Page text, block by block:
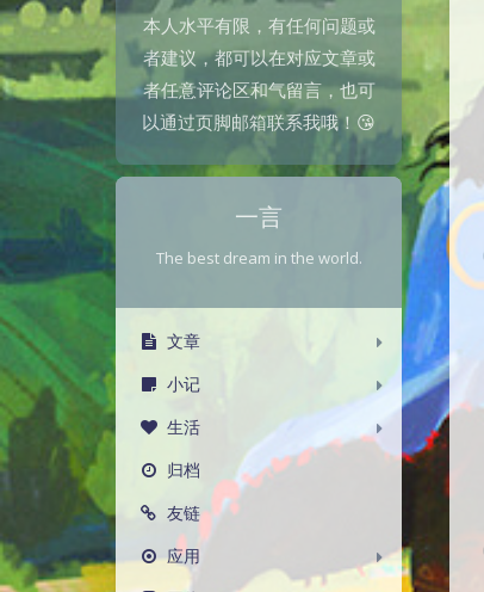
本人水平有限，有任何问题或
者建议，都可以在对应文章或
者任意评论区和气留言，也可
以通过页脚邮箱联系我哦！😘
一言
The best dream in the world.
文章
小记
生活
归档
友链
应用